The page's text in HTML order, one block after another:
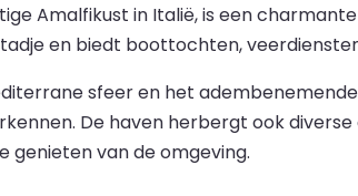
Amalfikust in Italië, is een
en biedt boottochten,
sfeer en het
De haven herbergt ook
genieten van de omgeving.